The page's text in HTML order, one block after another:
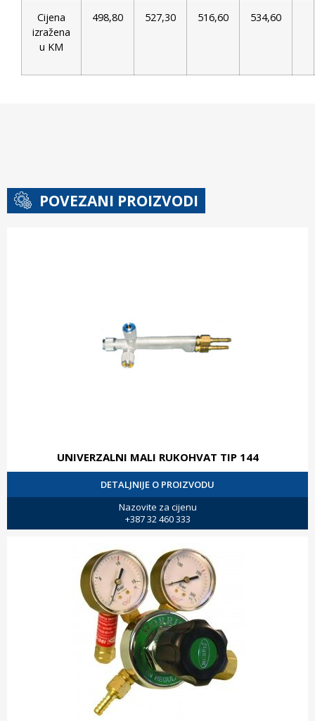
Cijena
izražena
u KM
498,80 527,30 516,60 534,60
POVEZANI PROIZVODI
UNIVERZALNI MALI RUKOHVAT TIP 144
DETALJNIJE O PROIZVODU
Nazovite za cijenu
+387 32 460 333